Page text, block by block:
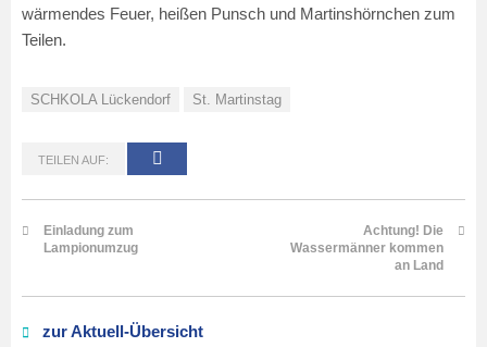
wärmendes Feuer, heißen Punsch und Martinshörnchen zum
Teilen.
SCHKOLA Lückendorf St. Martinstag
TEILEN AUF:
Einladung zum
Lampionumzug
Achtung! Die
Wassermänner kommen
an Land
zur Aktuell-Übersicht